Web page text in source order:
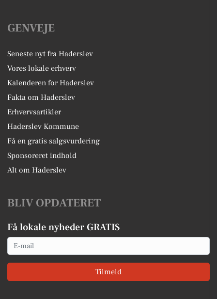
GENVEJE
Seneste nyt fra Haderslev
Vores lokale erhverv
Kalenderen for Haderslev
Fakta om Haderslev
Erhvervsartikler
Haderslev Kommune
Få en gratis salgsvurdering
Sponsoreret indhold
Alt om Haderslev
BLIV OPDATERET
Få lokale nyheder GRATIS
Email
Tilmeld